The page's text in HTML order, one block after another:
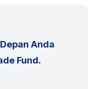
Depan Anda